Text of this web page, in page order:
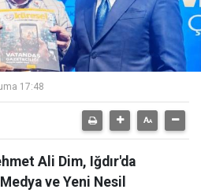
17:48
Ali Dim, Iğdır'da
ve Yeni Nesil